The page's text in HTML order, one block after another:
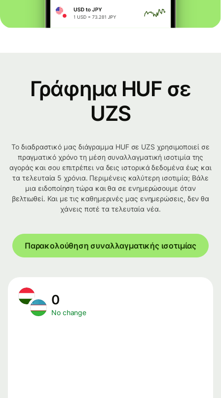
Γράφημα HUF σε
UZS
Το διαδραστικό μας διάγραμμα HUF σε UZS χρησιμοποιεί σε
πραγματικό χρόνο τη μέση συναλλαγματική ισοτιμία της
αγοράς και σου επιτρέπει να δεις ιστορικά δεδομένα έως και
τα τελευταία 5 χρόνια. Περιμένεις καλύτερη ισοτιμία; Βάλε
μια ειδοποίηση τώρα και θα σε ενημερώσουμε όταν
βελτιωθεί. Και με τις καθημερινές μας ενημερώσεις, δεν θα
χάνεις ποτέ τα τελευταία νέα.
Παρακολούθηση συναλλαγματικής ισοτιμίας
0
No change